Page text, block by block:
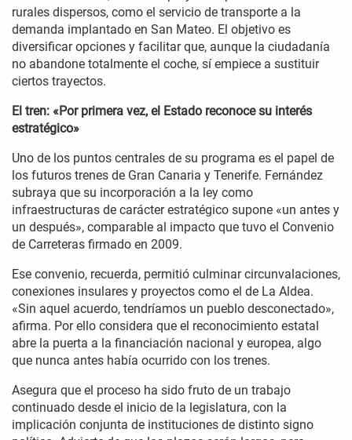
rurales dispersos, como el servicio de transporte a la
demanda implantado en San Mateo. El objetivo es
diversificar opciones y facilitar que, aunque la ciudadanía
no abandone totalmente el coche, sí empiece a sustituir
ciertos trayectos.
El tren: «Por primera vez, el Estado reconoce su interés
estratégico»
Uno de los puntos centrales de su programa es el papel de
los futuros trenes de Gran Canaria y Tenerife. Fernández
subraya que su incorporación a la ley como
infraestructuras de carácter estratégico supone «un antes y
un después», comparable al impacto que tuvo el Convenio
de Carreteras firmado en 2009.
Ese convenio, recuerda, permitió culminar circunvalaciones,
conexiones insulares y proyectos como el de La Aldea.
«Sin aquel acuerdo, tendríamos un pueblo desconectado»,
afirma. Por ello considera que el reconocimiento estatal
abre la puerta a la financiación nacional y europea, algo
que nunca antes había ocurrido con los trenes.
Asegura que el proceso ha sido fruto de un trabajo
continuado desde el inicio de la legislatura, con la
implicación conjunta de instituciones de distinto signo